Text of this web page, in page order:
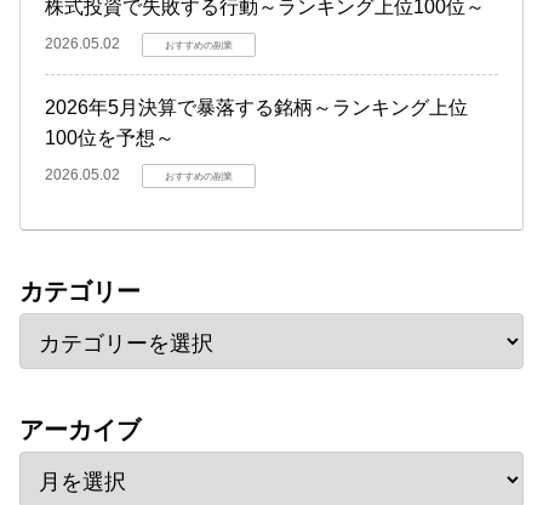
株式投資で失敗する行動～ランキング上位100位～
2026.05.02 おすすめの副業
2026年5月決算で暴落する銘柄～ランキング上位
100位を予想～
2026.05.02 おすすめの副業
カテゴリー
アーカイブ